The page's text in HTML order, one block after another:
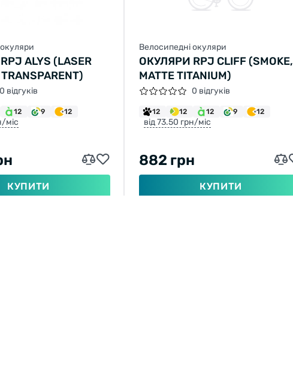
ALYS (LASER
0 відгуків
12 9 12
міс
КУПИТИ
Велосипедні окуляри
ОКУЛЯРИ RPJ CLIFF (SMOKE,
MATTE TITANIUM)
0 відгуків
12 12 12 9 12
від 73.50 грн/міс
882 грн
КУПИТИ